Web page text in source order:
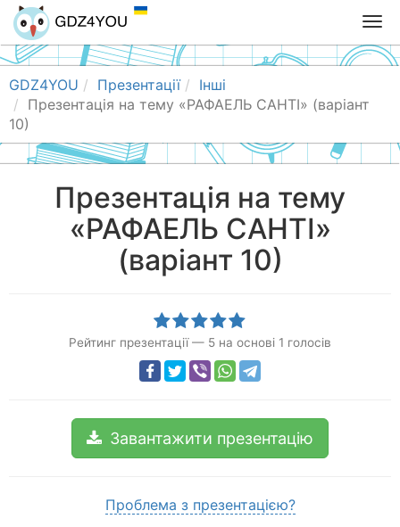
T
o
g
n
a
GDZ4YOU Презентації
Інші
Презентація на тему «РАФАЕЛЬ САНТІ» (варіант
10)
Презентація на тему
«РАФАЕЛЬ САНТІ»
(варіант 10)
Рейтинг презентації — 5 на основі 1 голосів
Завантажити презентацію
Проблема з презентацією?